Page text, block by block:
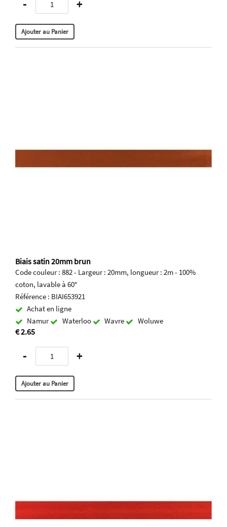
- +
Biais satin 20mm brun
Code couleur : 882 - Largeur : 20mm, longueur : 2m - 100%
coton, lavable à 60°
Référence : BIAI653921
Achat en ligne
Namur
Waterloo Wavre Woluwe
€ 2.65
- +